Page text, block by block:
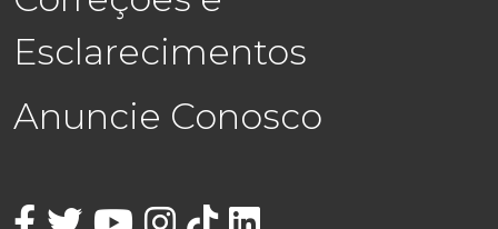
Esclarecimentos
Anuncie Conosco